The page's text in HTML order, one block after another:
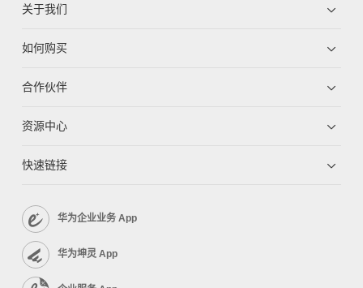
关于我们
如何购买
合作伙伴
资源中心
快速链接
华为企业业务 App
华为坤灵 App